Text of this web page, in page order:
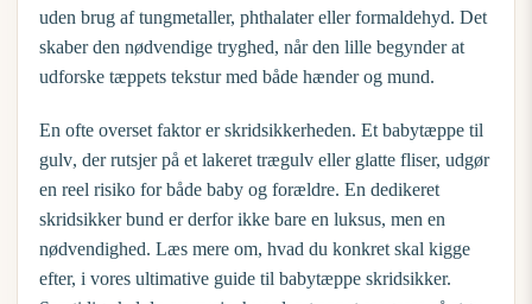
uden brug af tungmetaller, phthalater eller formaldehyd. Det
skaber den nødvendige tryghed, når den lille begynder at
udforske tæppets tekstur med både hænder og mund.
En ofte overset faktor er skridsikkerheden. Et babytæppe til
gulv, der rutsjer på et lakeret trægulv eller glatte fliser, udgør
en reel risiko for både baby og forældre. En dedikeret
skridsikker bund er derfor ikke bare en luksus, men en
nødvendighed. Læs mere om, hvad du konkret skal kigge
efter, i vores ultimative guide til babytæppe skridsikker.